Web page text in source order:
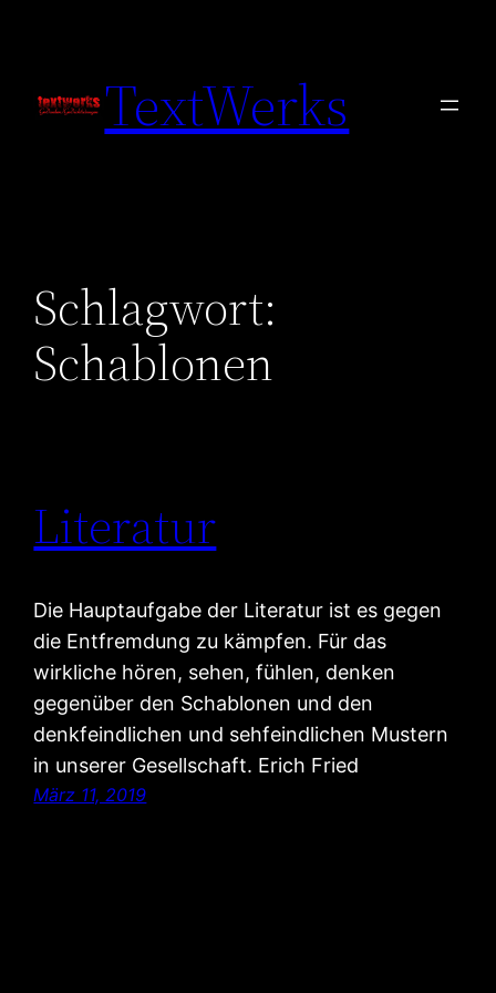
TextWerks
Schlagwort:
Schablonen
Literatur
Die Hauptaufgabe der Literatur ist es gegen
die Entfremdung zu kämpfen. Für das
wirkliche hören, sehen, fühlen, denken
gegenüber den Schablonen und den
denkfeindlichen und sehfeindlichen Mustern
in unserer Gesellschaft. Erich Fried
März 11, 2019